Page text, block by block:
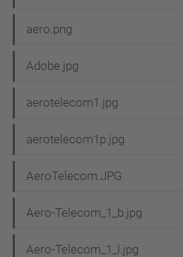
aero.png
Adobe.jpg
aerotelecom1.jpg
aerotelecom1p.jpg
AeroTelecom.JPG
Aero-Telecom_1_b.jpg
Aero-Telecom_1_l.jpg